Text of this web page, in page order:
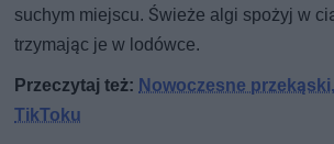
suchym miejscu. Świeże algi spożyj w
trzymając je w lodówce.
Przeczytaj też: Nowoczesne
TikToku